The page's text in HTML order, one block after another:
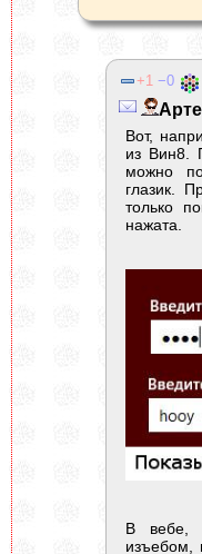
1 0
Вот,
из Вин8.
можно
глазик.
только
нажата.
В вебе,
изъебом,